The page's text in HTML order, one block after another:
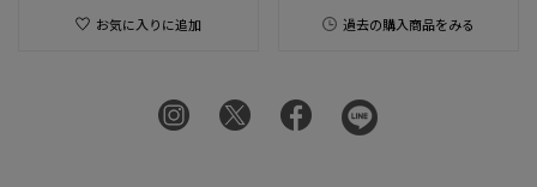
お気に入りに追加 過去の購入商品をみる